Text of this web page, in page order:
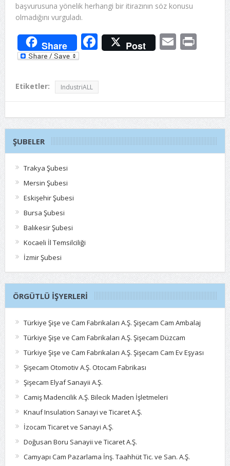
başvurusuna yönelik herhangi bir itirazının söz konusu
olmadığını vurguladı.
Share Facebook
Post Email
Etiketler: IndustriALL
ŞUBELER
Trakya Şubesi
Mersin Şubesi
Eskişehir Şubesi
Bursa Şubesi
Balıkesir Şubesi
Kocaeli İl Temsilciliği
İzmir Şubesi
ÖRGÜTLÜ İŞYERLERI
Türkiye Şişe ve Cam Fabrikaları A.Ş. Şişecam Cam Ambalaj
Türkiye Şişe ve Cam Fabrikaları A.Ş. Şişecam Düzcam
Türkiye Şişe ve Cam Fabrikaları A.Ş. Şişecam Cam Ev Eşyası
Şişecam Otomotiv A.Ş. Otocam Fabrikası
Şişecam Elyaf Sanayii A.Ş.
Camiş Madencilik A.Ş. Bilecik Maden İşletmeleri
Knauf Insulation Sanayi ve Ticaret A.Ş.
İzocam Ticaret ve Sanayi A.Ş.
Doğusan Boru Sanayii ve Ticaret A.Ş.
Camyapı Cam Pazarlama İnş. Taahhüt Tic. ve San. A.Ş.